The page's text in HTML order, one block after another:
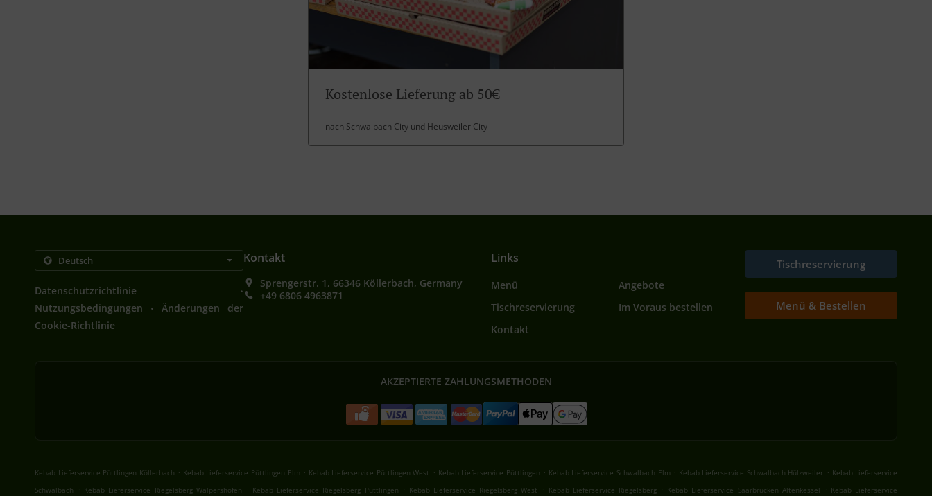
Kostenlose Lieferung ab 50€
nach Schwalbach City und Heusweiler City
Datenschutzrichtlinie .
Nutzungsbedingungen .
Änderungen der
Cookie-Richtlinie
Kontakt
Sprengerstr. 1, 66346 Köllerbach, Germany
+49 6806 4963871
Links
Menü
Angebote
Tischreservierung
Im Voraus bestellen
Kontakt
Tischreservierung
Menü & Bestellen
AKZEPTIERTE ZAHLUNGSMETHODEN
Kebab Lieferservice Püttlingen Köllerbach . Kebab Lieferservice Püttlingen Elm . Kebab Lieferservice Püttlingen West . Kebab Lieferservice Püttlingen . Kebab Lieferservice Schwalbach Elm . Kebab Lieferservice Schwalbach Hülzweiler . Kebab Lieferservice
Schwalbach
. Kebab Lieferservice Riegelsberg Walpershofen . Kebab Lieferservice Riegelsberg Püttlingen . Kebab Lieferservice Riegelsberg West . Kebab Lieferservice Riegelsberg . Kebab Lieferservice Saarbrücken Altenkessel . Kebab Lieferservice